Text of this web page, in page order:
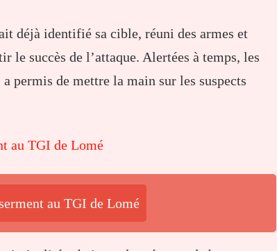
déjà identifié sa cible, réuni des armes et
le succès de l’attaque. Alertées à temps, les
permis de mettre la main sur les suspects
au TGI de Lomé
au TGI de Lomé